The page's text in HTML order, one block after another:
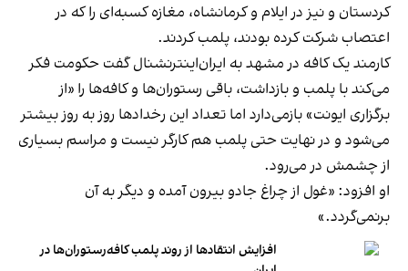
کردستان و نیز در ایلام و کرمانشاه، مغازه کسبه‌ای را که در
اعتصاب شرکت کرده بودند، پلمب کردند.
کارمند یک کافه در مشهد به ایران‌اینترنشنال گفت حکومت فکر
می‌کند با پلمب و بازداشت، باقی رستوران‌ها و کافه‌ها را «از
برگزاری ایونت» بازمی‌دارد اما تعداد این رخدادها روز به روز بیشتر
می‌شود و در نهایت حتی پلمب هم کارگر نیست و مراسم بسیاری
از چشمش در می‌رود.
او افزود: «غول از چراغ جادو بیرون آمده و دیگر به آن
برنمی‎‌گردد.»
افزایش انتقادها از روند پلمب کافه‌رستوران‌ها در